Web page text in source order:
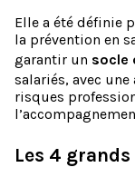
Elle a été définie
la prévention en
garantir un socle
salariés, avec
risques
Les 4 grands